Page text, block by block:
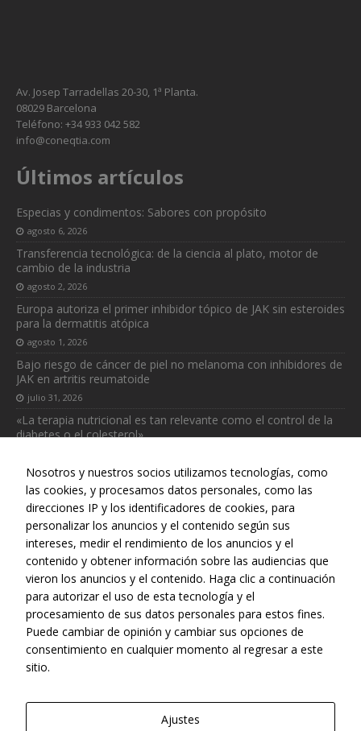
Av. Josep Tarradellas 20-30, 1ª Planta.
08029 Barcelona
Teléfono: +34 933 042 582
info@coneqtia.com
Últimos artículos
Especias y condimentos: Sabores con propósito
agosto 6, 2026
Transferencia tecnológica: de la ciencia al plato, motor de
cambio de la industria
agosto 2, 2026
Europa autoriza el primer inhibidor tópico de JAK sin esteroides
para la dermatitis atópica
agosto 1, 2026
Bajo riesgo de cáncer de piel no melanoma con inhibidores de
JAK en artritis reumatoide
julio 31, 2026
«La terapia nutricional es tan relevante como el control de la
diabetes o el colesterol»
Web realizada con el patrocinio del Centro Español de Derechos
Reprográficos
Nosotros y nuestros socios utilizamos tecnologías, como
las cookies, y procesamos datos personales, como las
direcciones IP y los identificadores de cookies, para
personalizar los anuncios y el contenido según sus
intereses, medir el rendimiento de los anuncios y el
contenido y obtener información sobre las audiencias que
vieron los anuncios y el contenido. Haga clic a continuación
para autorizar el uso de esta tecnología y el
procesamiento de sus datos personales para estos fines.
Puede cambiar de opinión y cambiar sus opciones de
consentimiento en cualquier momento al regresar a este
sitio.
Ajustes